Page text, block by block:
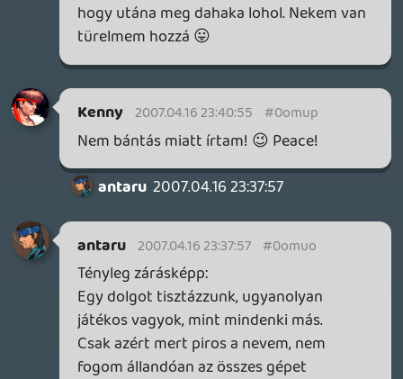
Hagyjuk már a multiplatformot.
Egyszerűen nem vagyok hajlandó tévé elé
ülni, a psp képernyője szebb és mindenhol
ott van velem, a tévém meg csak otthon.
tévégépen játszani, mert kevesebbet
játszhatnék úgy velük.
Mondjam még el 100x, hogy több időm
van játékra, ha nem vagyok otthon? 🙂
A DS-es Puzzle Questet meg hagyjuk.
szebb a zene és amúgy is ez a gép van
nálam?
Az, hogy hang nélkül játszol a te
"fogyatékosságod", nekem van jó
fülhallgatóm. 😛
Oldern 2007.04.16 23:14:43